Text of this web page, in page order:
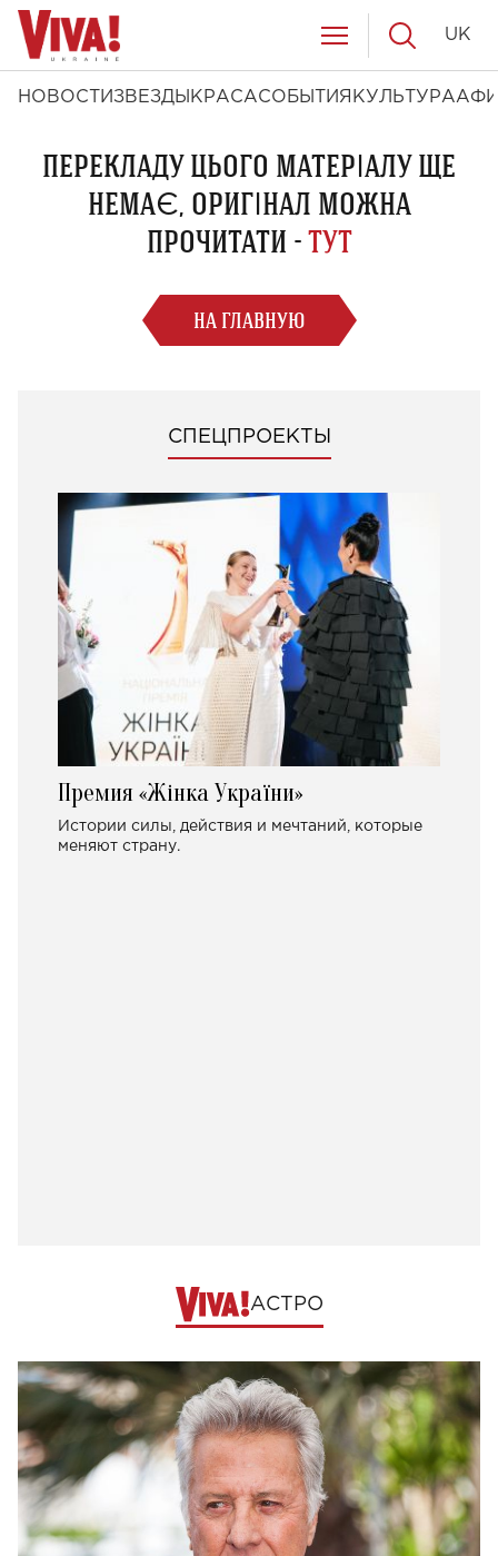
НОВОСТИ ЗВЕЗДЫ КРАСАСОБЫТИЯ КУЛЬТУРА
UK
ПЕРЕКЛАДУ ЦЬОГО МАТЕРІАЛУ ЩЕ
НЕМАЄ, ОРИГІНАЛ МОЖНА
ПРОЧИТАТИ -ТУТ
НА ГЛАВНУЮ
СПЕЦПРОЕКТЫ
Премия «Жінка України»
Истории силы, действия и мечтаний, которые
меняют страну.
АСТРО